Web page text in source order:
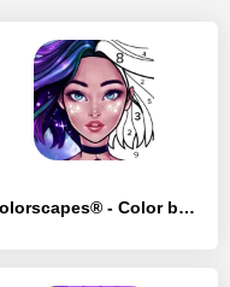
Colorscapes® - Color by Number